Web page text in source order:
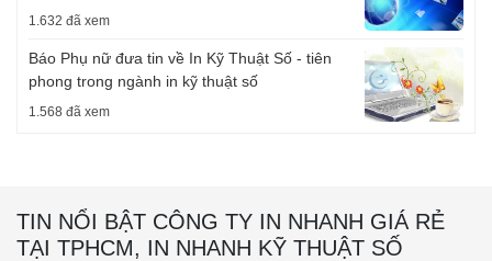
1.632 đã xem
Báo Phụ nữ đưa tin về In Kỹ Thuật Số - tiên
phong trong ngành in kỹ thuật số
1.568 đã xem
TIN NỔI BẬT CÔNG TY IN NHANH GIÁ RẺ
TẠI TPHCM, IN NHANH KỸ THUẬT SỐ